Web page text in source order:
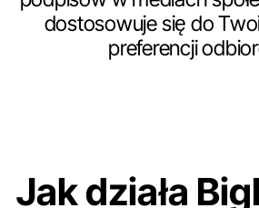
dostosowuje się do
preferencji
Jak działa